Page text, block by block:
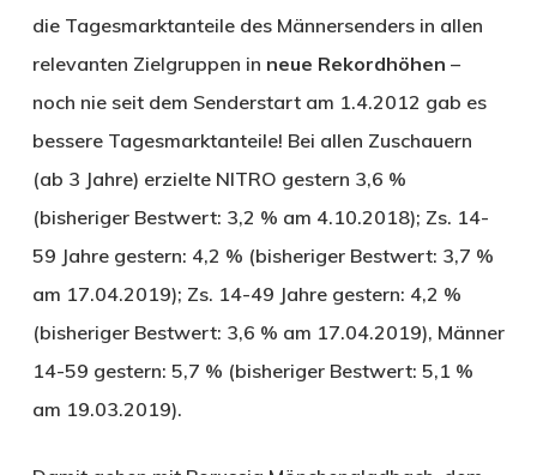
die Tagesmarktanteile des Männersenders in allen
relevanten Zielgruppen in neue Rekordhöhen –
noch nie seit dem Senderstart am 1.4.2012 gab es
bessere Tagesmarktanteile! Bei allen Zuschauern
(ab 3 Jahre) erzielte NITRO gestern 3,6 %
(bisheriger Bestwert: 3,2 % am 4.10.2018); Zs. 14-
59 Jahre gestern: 4,2 % (bisheriger Bestwert: 3,7 %
am 17.04.2019); Zs. 14-49 Jahre gestern: 4,2 %
(bisheriger Bestwert: 3,6 % am 17.04.2019), Männer
14-59 gestern: 5,7 % (bisheriger Bestwert: 5,1 %
am 19.03.2019).